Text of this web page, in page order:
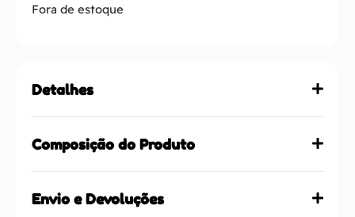
Fora de estoque
Detalhes
Composição do Produto
Envio e Devoluções